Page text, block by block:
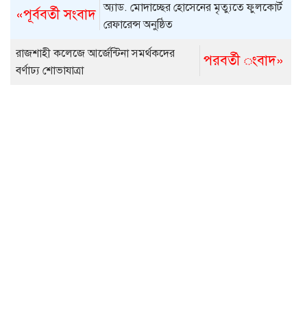
«পূর্ববর্তী সংবাদ অ্যাড. মোদাচ্ছের হোসেনের মৃত্যুতে ফুলকোর্ট
রেফারেন্স অনুষ্ঠিত
পরবর্তী ংবাদ»
রাজশাহী কলেজে আর্জেন্টিনা সমর্থকদের
বর্ণাঢ্য শোভাযাত্রা